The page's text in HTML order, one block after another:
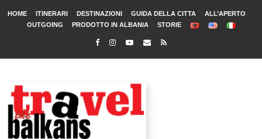
HOME ITINERARI DESTINAZIONI GUIDA DELLA CITTA
ALL’APERTO
OUTGOING
PRODOTTO IN ALBANIA STORIE